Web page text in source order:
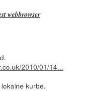
webbrowser
2010/01/14...
kurbe.